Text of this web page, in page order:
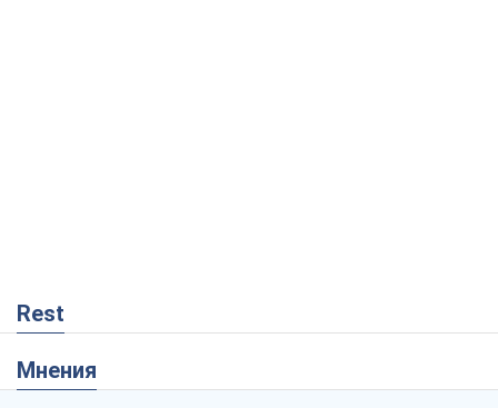
Rest
Мнения